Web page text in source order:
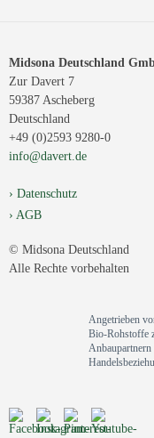
Midsona Deutschland
Zur Davert 7
59387 Ascheberg
Deutschland
+49 (0)2593 9280-0
info@davert.de
Datenschutz
AGB
© Midsona Deutschland
Alle Rechte vorbehalten
Angetrieben
Bio-Rohstoffe